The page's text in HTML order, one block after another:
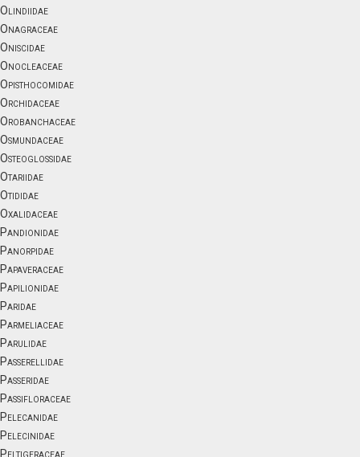
Olindiidae
Onagraceae
Oniscidae
Onocleaceae
Opisthocomidae
Orchidaceae
Orobanchaceae
Osmundaceae
Osteoglossidae
Otariidae
Otididae
Oxalidaceae
Pandionidae
Panorpidae
Papaveraceae
Papilionidae
Paridae
Parmeliaceae
Parulidae
Passerellidae
Passeridae
Passifloraceae
Pelecanidae
Pelecinidae
Peltigeraceae